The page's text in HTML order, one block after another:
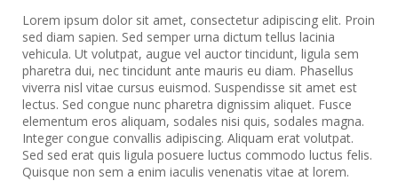
Lorem ipsum dolor sit amet, consectetur adipiscing elit. Proin
sed diam sapien. Sed semper urna dictum tellus lacinia
vehicula. Ut volutpat, augue vel auctor tincidunt, ligula sem
pharetra dui, nec tincidunt ante mauris eu diam. Phasellus
viverra nisl vitae cursus euismod. Suspendisse sit amet est
lectus. Sed congue nunc pharetra dignissim aliquet. Fusce
elementum eros aliquam, sodales nisi quis, sodales magna.
Integer congue convallis adipiscing. Aliquam erat volutpat.
Sed sed erat quis ligula posuere luctus commodo luctus felis.
Quisque non sem a enim iaculis venenatis vitae at lorem.